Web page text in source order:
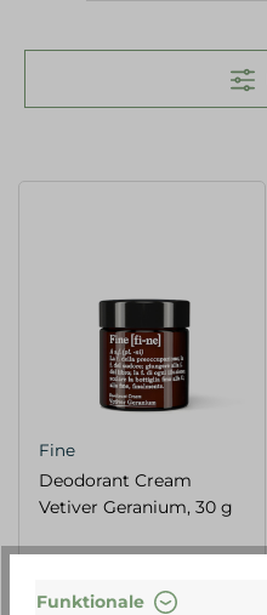
Fine
Deodorant Cream
Vetiver Geranium, 30 g
933,33 €* / 1 Kilogramm
Funktionale